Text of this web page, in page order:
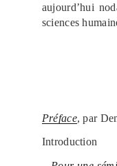
aujourd’hui
sciences
Préface, par
Introduction